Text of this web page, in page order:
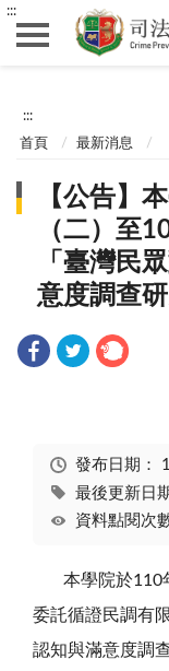
:::
:::
首頁 最新消息
【公告】
（二）至
「臺灣民
意度調查研
發布日期：
最後更新日
資料點閱次
本學院於110
委託循證民調有
認知與滿意度調